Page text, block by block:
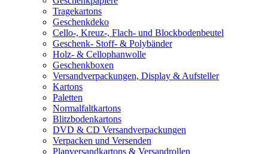
Tragekartons
Geschenkdeko
Cello-, Kreuz-, Flach- und Blockbodenbeutel
Geschenk- Stoff- & Polybänder
Holz- & Cellophanwolle
Geschenkboxen
Versandverpackungen, Display & Aufsteller
Kartons
Paletten
Normalfaltkartons
Blitzbodenkartons
DVD & CD Versandverpackungen
Verpacken und Versenden
Planversandkartons & Versandrollen